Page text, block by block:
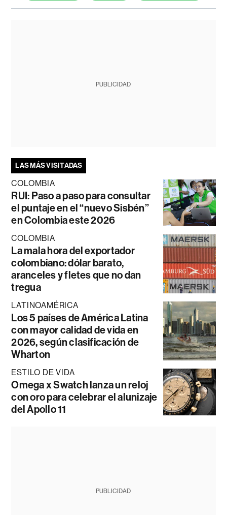
PUBLICIDAD
LAS MÁS VISITADAS
COLOMBIA
RUI: Paso a paso para consultar
el puntaje en el “nuevo Sisbén”
en Colombia este 2026
COLOMBIA
La mala hora del exportador
colombiano: dólar barato,
aranceles y fletes que no dan
tregua
LATINOAMÉRICA
Los 5 países de América Latina
con mayor calidad de vida en
2026, según clasificación de
Wharton
ESTILO DE VIDA
Omega x Swatch lanza un reloj
con oro para celebrar el alunizaje
del Apollo 11
PUBLICIDAD